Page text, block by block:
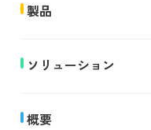
製品
ソリューション
概要